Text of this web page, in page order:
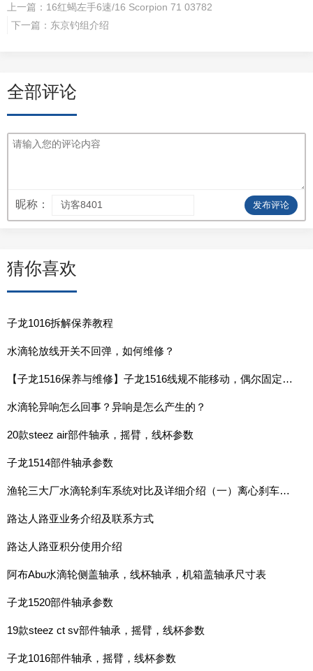
上一篇： 16红蝎左手6速/16 Scorpion 71 03782
下一篇： 东京钓组介绍
全部评论
昵称： 发布评论
猜你喜欢
子龙1016拆解保养教程
水滴轮放线开关不回弹，如何维修？
【子龙1516保养与维修】子龙1516线规不能移动，偶尔固定在右侧，需要手动扳过来
水滴轮异响怎么回事？异响是怎么产生的？
20款steez air部件轴承，摇臂，线杯参数
子龙1514部件轴承参数
渔轮三大厂水滴轮刹车系统对比及详细介绍（一）离心刹车系统
路达人路亚业务介绍及联系方式
路达人路亚积分使用介绍
阿布Abu水滴轮侧盖轴承，线杯轴承，机箱盖轴承尺寸表
子龙1520部件轴承参数
19款steez ct sv部件轴承，摇臂，线杯参数
子龙1016部件轴承，摇臂，线杯参数